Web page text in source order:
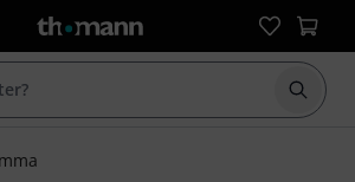
Börja